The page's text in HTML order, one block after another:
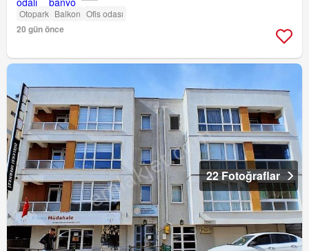
Otopark Balkon Ofis odası
20 gün önce
22 Fotoğraflar